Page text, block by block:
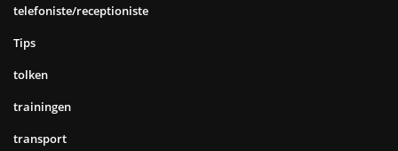
telefoniste/receptioniste
Tips
tolken
trainingen
transport